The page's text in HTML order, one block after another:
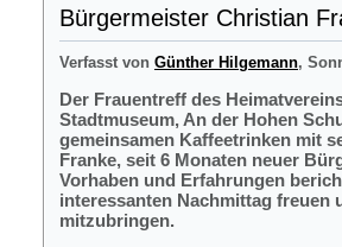
Bürgermeister Christian
Verfasst von Günther Hilgemann,
Der Frauentreff des
Stadtmuseum, An der Hohen
gemeinsamen Kaffeetrinken mit
Franke, seit 6 Monaten neuer
Vorhaben und Erfahrungen
interessanten Nachmittag freuen
mitzubringen.